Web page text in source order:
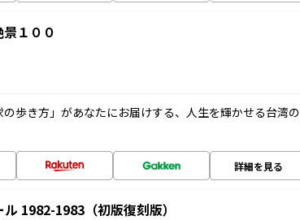
１００
歩き方」があなたにお届けする、人生を輝かせる台湾の
詳細を見る
1982-1983（初版復刻版）